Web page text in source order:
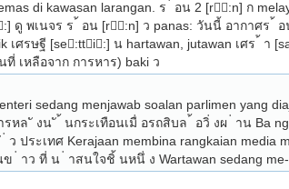
ดู พเนจร ร ้ อน [r:n] ว panas: วันนี้ อากาศร
ศรษฐี [se:tti:] น hartawan, jutawan เศร ้ า
เหลือจาก การหาร) baki ว
sedang menjawab soalan parlimen yang
หล ั งน ั ้ นกระเทือนเมื่ อรถสิบล ้ อวิ่ งผ ่ าน Ba­
ประเทศ Kerajaan membina rang­kaian media
าว ที่ น ่ าสนใจชิ้ นหนึ่ ง Wartawan sedang